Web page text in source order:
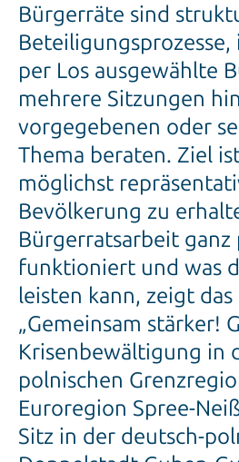
Bürgerräte sind
per Los ausgewählte
mehrere Sitzungen
vorgegebenen oder
Thema beraten. Ziel
möglichst
Bevölkerung zu
Bürgerratsarbeit ganz
funktioniert und was
leisten kann, zeigt
„Gemeinsam stärker!
Krisenbewältigung in
polnischen
Euroregion Spree-
Sitz in der deutsch-